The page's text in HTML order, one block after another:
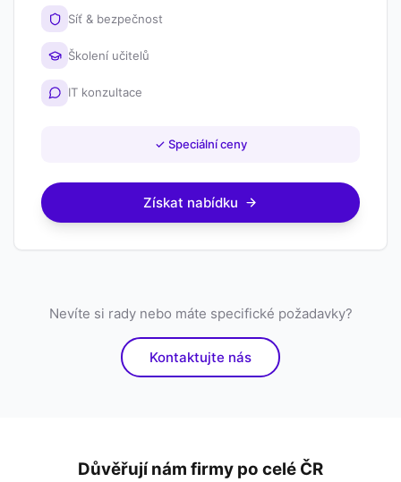
Síť & bezpečnost
Školení učitelů
IT konzultace
✓ Speciální ceny
Získat nabídku
Nevíte si rady nebo máte specifické požadavky?
Kontaktujte nás
Důvěřují nám firmy po celé ČR